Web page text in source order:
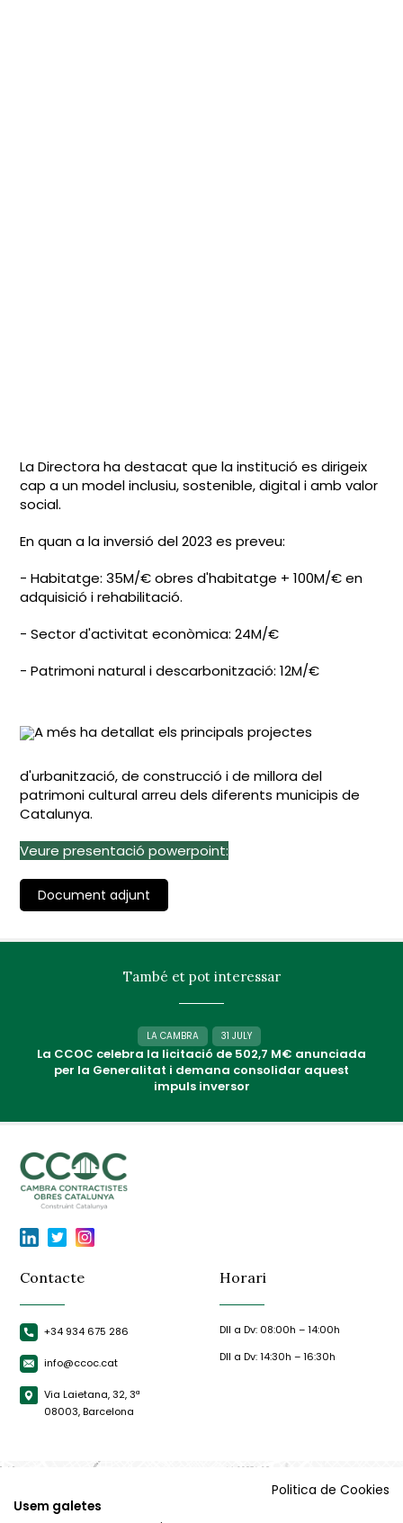
La Directora ha destacat que la institució es dirigeix
cap a un model inclusiu, sostenible, digital i amb valor
social.
En quan a la inversió del 2023 es preveu:
- Habitatge: 35M/€ obres d'habitatge + 100M/€ en
adquisició i rehabilitació.
- Sector d'activitat econòmica: 24M/€
- Patrimoni natural i descarbonització: 12M/€
A més ha detallat els principals projectes
d'urbanització, de construcció i de millora del
patrimoni cultural arreu dels diferents municipis de
Catalunya.
Veure presentació powerpoint:
Document adjunt
També et pot interessar
LA CAMBRA 31 JULY
La CCOC celebra la licitació de 502,7 M€ anunciada
per la Generalitat i demana consolidar aquest
impuls inversor
Contacte
+34 934 675 286
info@ccoc.cat
Via Laietana, 32, 3ª
08003, Barcelona
Horari
Dll a Dv: 08:00h – 14:00h
Dll a Dv: 14:30h – 16:30h
Politica de Cookies
Usem galetes